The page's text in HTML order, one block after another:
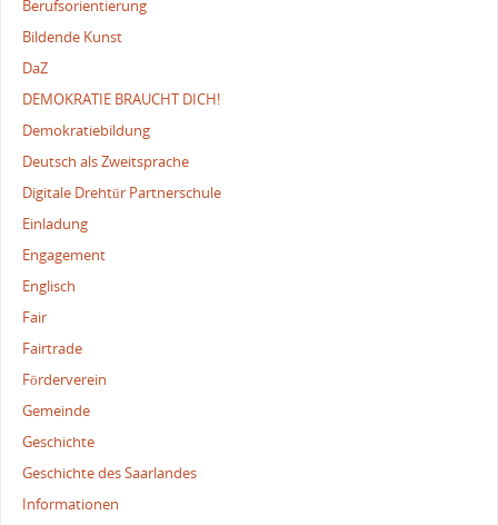
Berufsorientierung
Bildende Kunst
DaZ
DEMOKRATIE BRAUCHT DICH!
Demokratiebildung
Deutsch als Zweitsprache
Digitale Drehtür Partnerschule
Einladung
Engagement
Englisch
Fair
Fairtrade
Förderverein
Gemeinde
Geschichte
Geschichte des Saarlandes
Informationen